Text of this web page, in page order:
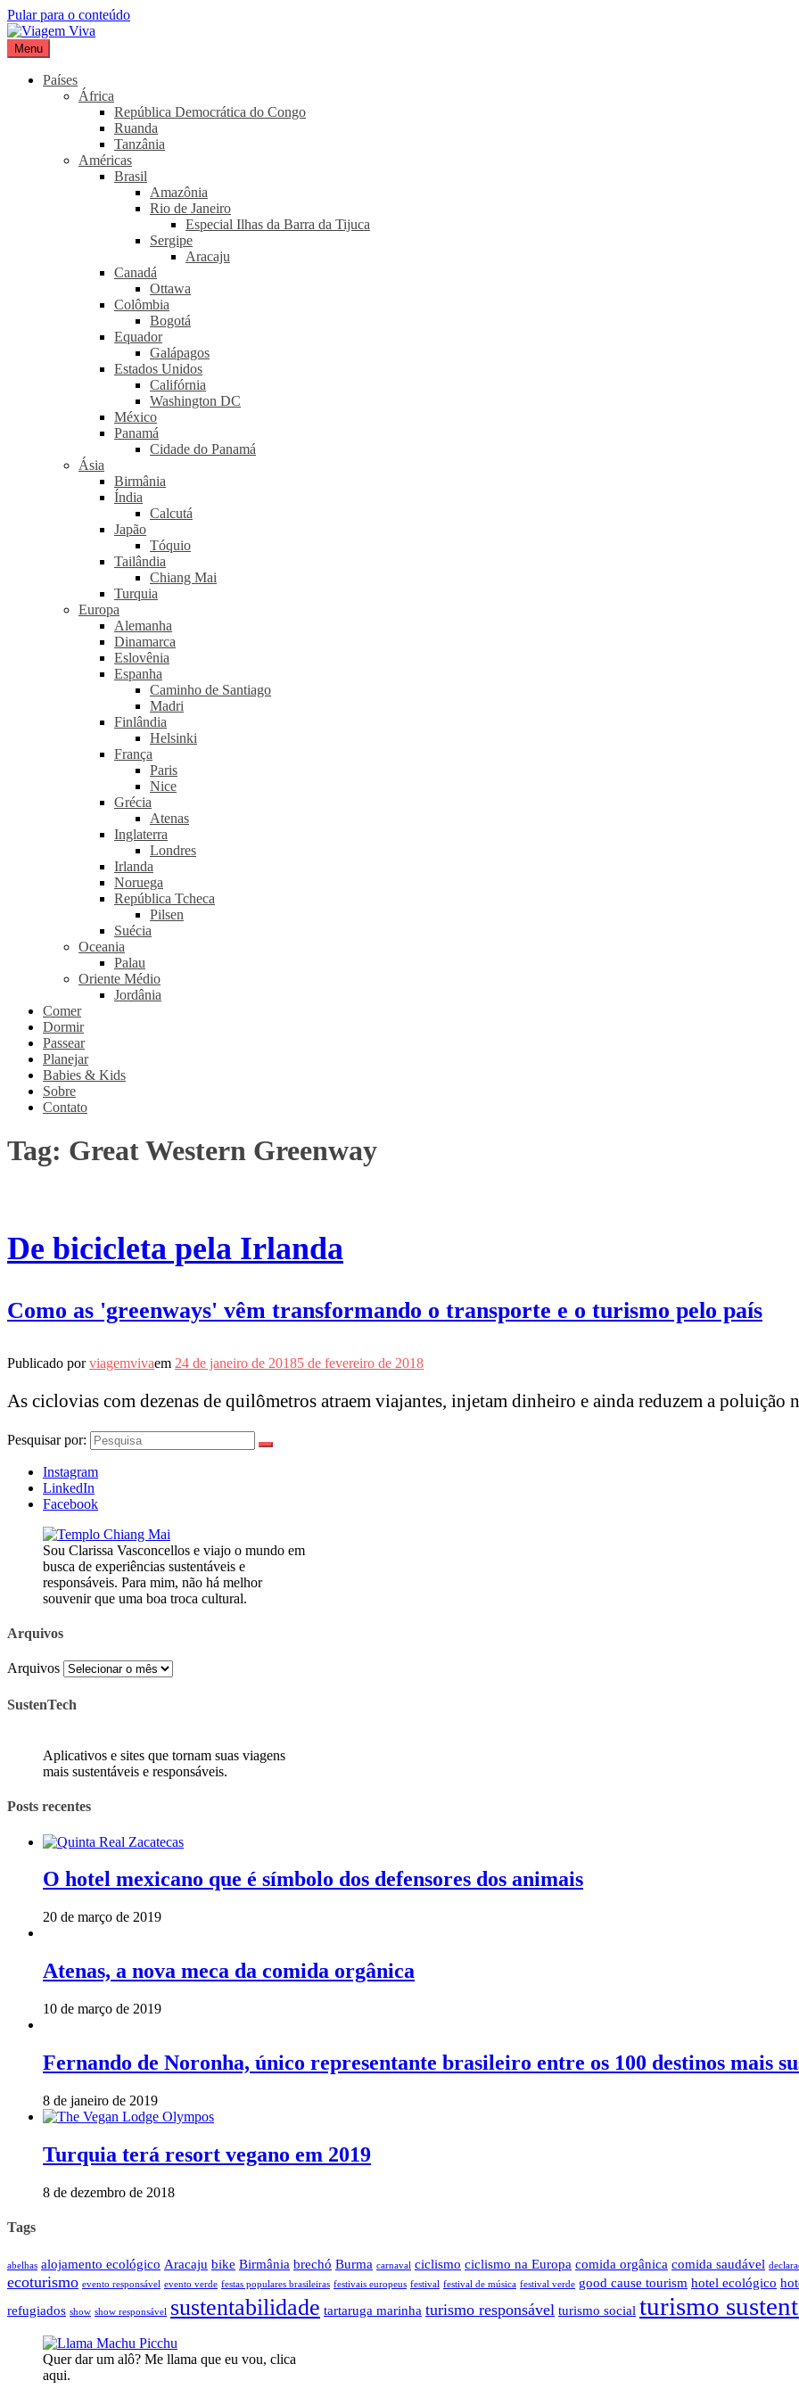
Pular para o conteúdo
Viagem Viva
Seu portal de turismo sustentável
Menu
Países
África
República Democrática do Congo
Ruanda
Tanzânia
Américas
Brasil
Amazônia
Rio de Janeiro
Especial Ilhas da Barra da Tijuca
Sergipe
Aracaju
Canadá
Ottawa
Colômbia
Bogotá
Equador
Galápagos
Estados Unidos
Califórnia
Washington DC
México
Panamá
Cidade do Panamá
Ásia
Birmânia
Índia
Calcutá
Japão
Tóquio
Tailândia
Chiang Mai
Turquia
Europa
Alemanha
Dinamarca
Eslovênia
Espanha
Caminho de Santiago
Madri
Finlândia
Helsinki
França
Paris
Nice
Grécia
Atenas
Inglaterra
Londres
Irlanda
Noruega
República Tcheca
Pilsen
Suécia
Oceania
Palau
Oriente Médio
Jordânia
Comer
Dormir
Passear
Planejar
Babies & Kids
Sobre
Contato
Tag: Great Western Greenway
De bicicleta pela Irlanda
Como as 'greenways' vêm transformando o transporte e o turismo pelo país
Publicado porviagemvivaem 24 de janeiro de 20185 de fevereiro de 2018
As ciclovias com dezenas de quilômetros atraem viajantes, injetam dinheiro e ainda reduzem a poluição
Pesquisar por:
Instagram
LinkedIn
Facebook
Sou Clarissa Vasconcellos e viajo o mundo em
busca de experiências sustentáveis e
responsáveis. Para mim, não há melhor
souvenir que uma boa troca cultural.
Arquivos
Arquivos
SustenTech
Aplicativos e sites que tornam suas viagens
mais sustentáveis e responsáveis.
Posts recentes
O hotel mexicano que é símbolo dos defensores dos animais
20 de março de 2019
Atenas, a nova meca da comida orgânica
10 de março de 2019
Fernando de Noronha, único representante brasileiro entre os 100 destinos mais
8 de janeiro de 2019
Turquia terá resort vegano em 2019
8 de dezembro de 2018
Tags
abelhas alojamento ecológico Aracaju bike Birmânia brechó Burma carnaval ciclismo ciclismo na Europa comida orgânica comida saudável
ecoturismo evento responsável evento verde festas populares brasileiras festivais europeus festival festival de música festival verde good cause tourism hotel ecológico
refugiados show show responsável sustentabilidade tartaruga marinha turismo responsável turismo social turismo
Quer dar um alô? Me llama que eu vou, clica
aqui.